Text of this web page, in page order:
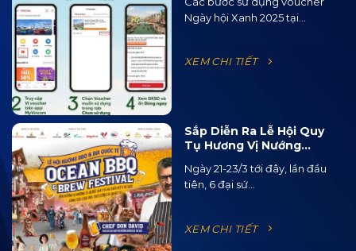
Ngày hội Xanh 2025 tại...
XEM CHI TIẾT
Sắp Diễn Ra Lễ Hội Quy
Tụ Hương Vị Nướng
BBQ Từ 15 Quốc Gia Và
120 Loại Bia Thủ Công
Ngày 21-23/3 tới đây, lần đầu
tiên, 6 đại sứ...
XEM CHI TIẾT